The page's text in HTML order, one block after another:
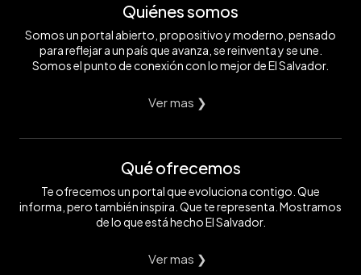
Quiénes somos
Somos un portal abierto, propositivo y moderno, pensado
para reflejar a un país que avanza, se reinventa y se une.
Somos el punto de conexión con lo mejor de El Salvador.
Ver mas ❯
Qué ofrecemos
Te ofrecemos un portal que evoluciona contigo. Que
informa, pero también inspira. Que te representa. Mostramos
de lo que está hecho El Salvador.
Ver mas ❯